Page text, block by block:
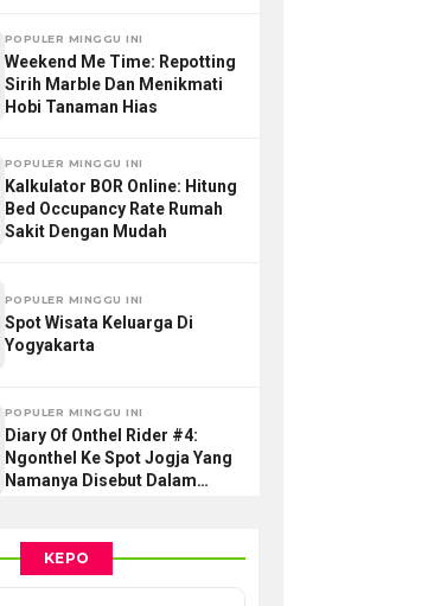
POPULER MINGGU INI
Weekend Me Time: Repotting
Sirih Marble Dan Menikmati
Hobi Tanaman Hias
POPULER MINGGU INI
Kalkulator BOR Online: Hitung
Bed Occupancy Rate Rumah
Sakit Dengan Mudah
POPULER MINGGU INI
Spot Wisata Keluarga Di
Yogyakarta
POPULER MINGGU INI
Diary Of Onthel Rider #4:
Ngonthel Ke Spot Jogja Yang
Namanya Disebut Dalam
KEPO